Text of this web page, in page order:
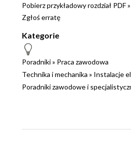
Pobierz przykładowy rozdział PDF »
Zgłoś erratę
Kategorie
Poradniki» Praca zawodowa
Technika i mechanika » Instalacje
Poradniki zawodowe i